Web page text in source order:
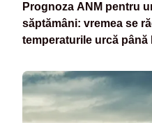
Prognoza ANM pentru
săptămâni: vremea se
temperaturile urcă până